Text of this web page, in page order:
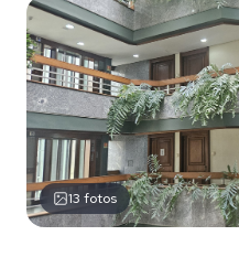
13 fotos